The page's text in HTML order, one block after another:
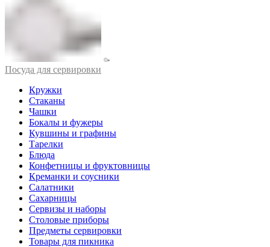
Посуда для сервировки
Кружки
Стаканы
Чашки
Бокалы и фужеры
Кувшины и графины
Тарелки
Блюда
Конфетницы и фруктовницы
Креманки и соусники
Салатники
Сахарницы
Сервизы и наборы
Столовые приборы
Предметы сервировки
Товары для пикника